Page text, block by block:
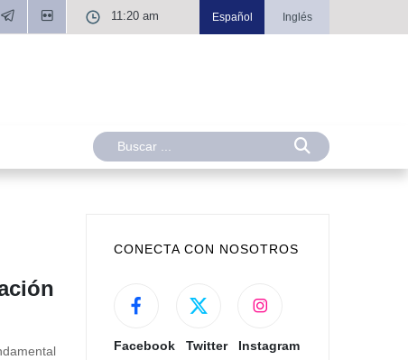
11:20 am Español Inglés
CONECTA CON NOSOTROS
Facebook Twitter Instagram